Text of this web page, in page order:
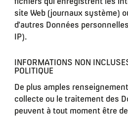
site Web (journaux système)
d’autres Données
IP).
INFORMATIONS NON
POLITIQUE
De plus amples
collecte ou le traitement des
peuvent à tout moment être